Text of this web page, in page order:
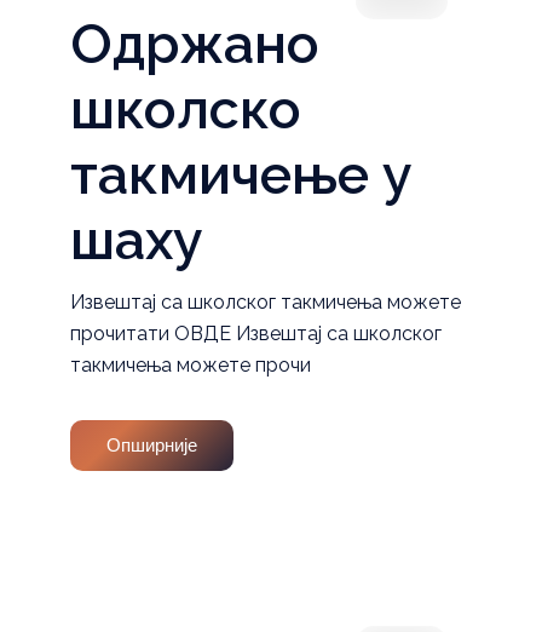
Одржано
школско
такмичење у
шаху
Извештај са школског такмичења можете
прочитати ОВДЕ Извештај са школског
такмичења можете прочи
Опширније